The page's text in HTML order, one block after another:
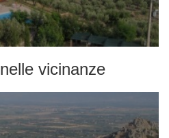
nelle vicinanze